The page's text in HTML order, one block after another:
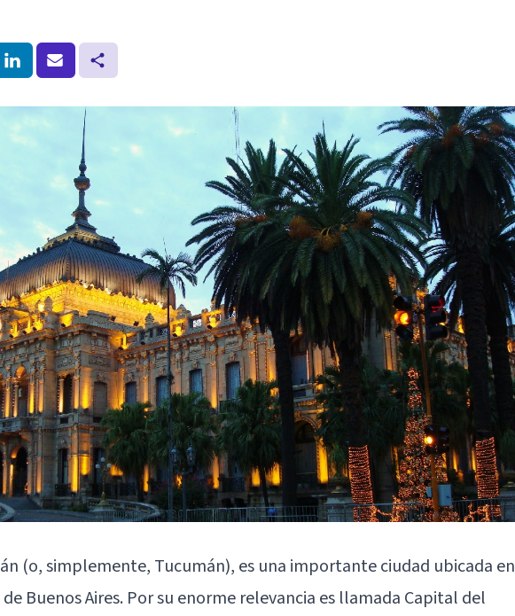
(o, simplemente, Tucumán), es una importante ciudad ubicada en
Buenos Aires. Por su enorme relevancia es llamada Capital del